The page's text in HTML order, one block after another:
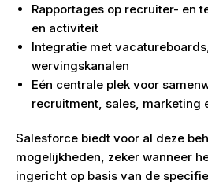
Rapportages op recruiter- en
en activiteit
Integratie met
wervingskanalen
Eén centrale plek voor
recruitment, sales, marketing
Salesforce biedt voor al deze
mogelijkheden, zeker wanneer
ingericht op basis van de